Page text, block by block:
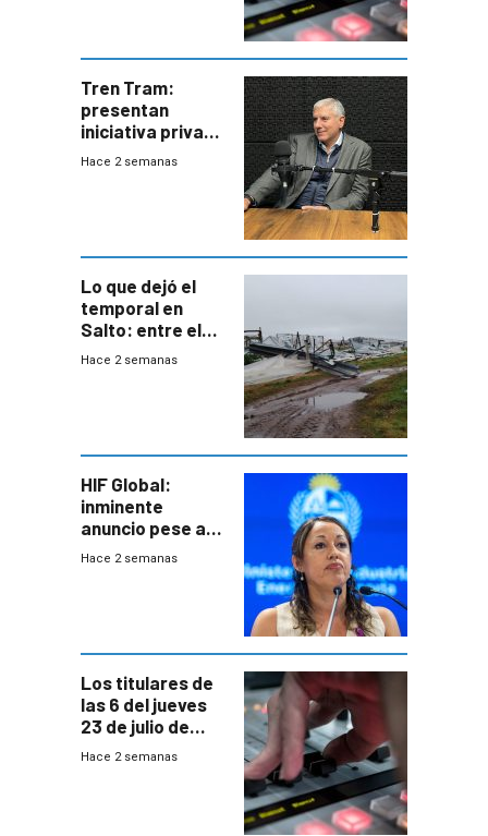
Tren Tram:
presentan
iniciativa privada
para una red de
Hace 2 semanas
Lo que dejó el
temporal en
Salto: entre el
impacto
Hace 2 semanas
HIF Global:
inminente
anuncio pese a
declaración de
gobierno
Hace 2 semanas
Los titulares de
las 6 del jueves
23 de julio de
2026
Hace 2 semanas